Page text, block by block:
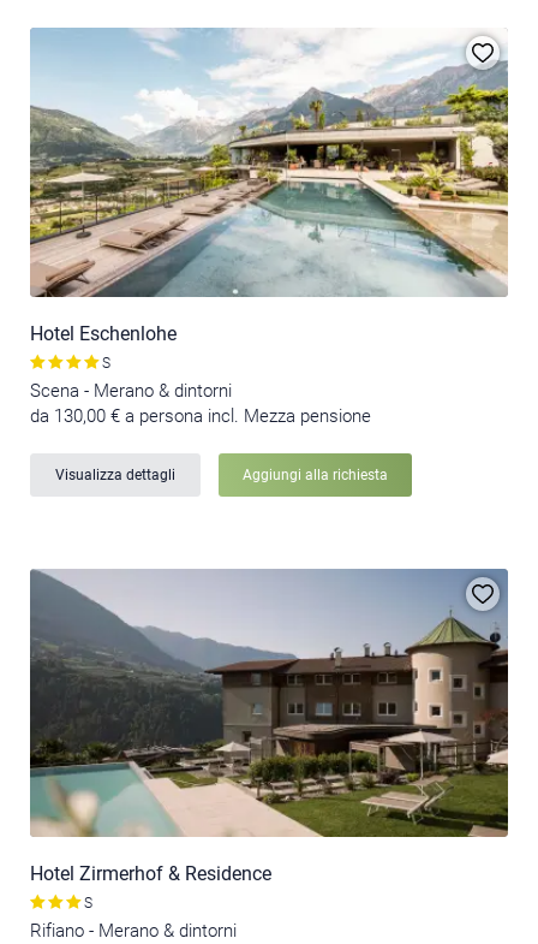
Hotel Eschenlohe
S
Scena - Merano & dintorni
da 130,00 € a persona incl. Mezza pensione
Visualizza dettagli Aggiungi alla richiesta
Hotel Zirmerhof & Residence
S
Rifiano - Merano & dintorni